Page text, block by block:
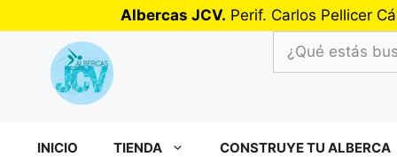
al
contenido
Albercas JCV. Perif. Carlos Pellicer
¿Qué
estás
INICIO TIENDA CONSTRUYE TU ALBERCA